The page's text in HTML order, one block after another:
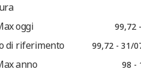
oggi
99,72
di riferimento 99,72 - 31/
anno 98 -